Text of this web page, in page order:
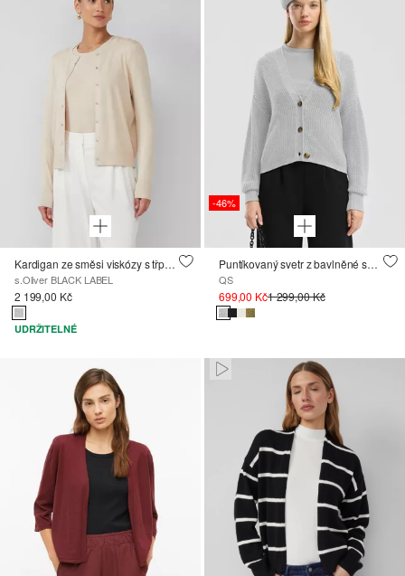
Kardigan ze směsi viskózy s třpytivými manžetami
s.Oliver BLACK LABEL
2 199,00 Kč
UDRŽITELNÉ
-46%
Puntíkovaný svetr z bavlněné směsi
QS
699,00 Kč1 299,00 Kč
Paused • Muted